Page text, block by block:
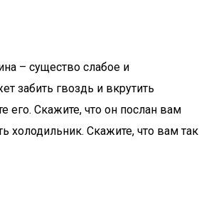
– существо слабое и
забить гвоздь и вкрутить
его. Скажите, что он послан вам
холодильник. Скажите, что вам так